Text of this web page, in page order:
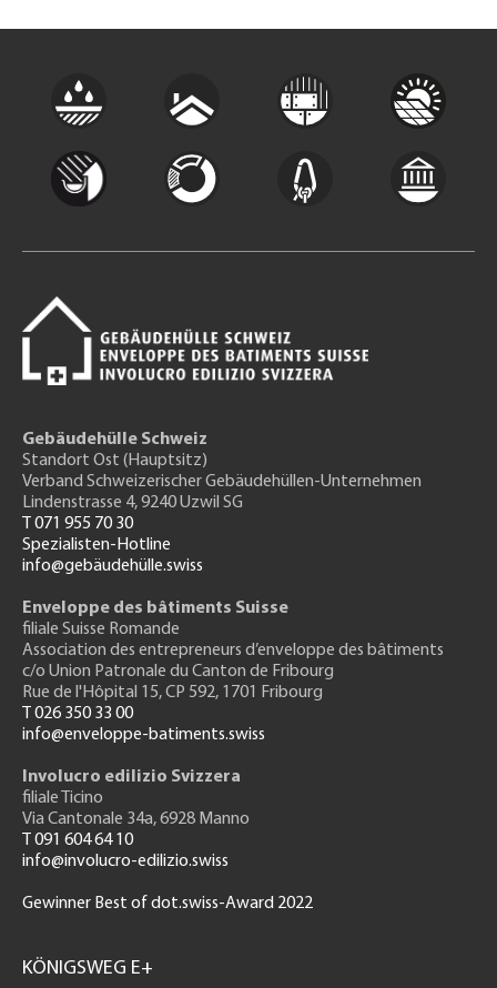
Gebäudehülle Schweiz
Standort Ost (Hauptsitz)
Verband Schweizerischer Gebäudehüllen-Unternehmen
Lindenstrasse 4, 9240 Uzwil SG
T 071 955 70 30
Spezialisten-Hotline
info@gebäudehülle.swiss
Enveloppe des bâtiments Suisse
filiale Suisse Romande
Association des entrepreneurs d’enveloppe des bâtiments
c/o Union Patronale du Canton de Fribourg
Rue de l'Hôpital 15, CP 592, 1701 Fribourg
T 026 350 33 00
info@enveloppe-batiments.swiss
Involucro edilizio Svizzera
filiale Ticino
Via Cantonale 34a, 6928 Manno
T 091 604 64 10
info@involucro-edilizio.swiss
Gewinner Best of dot.swiss-Award 2022
GH
KÖNIGSWEG E+